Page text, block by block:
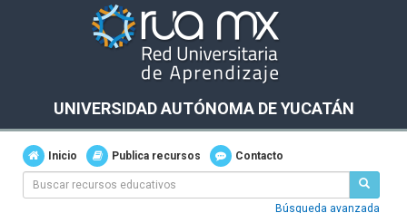
UNIVERSIDAD AUTÓNOMA DE YUCATÁN
Inicio Publica recursos Contacto
Búsqueda avanzada